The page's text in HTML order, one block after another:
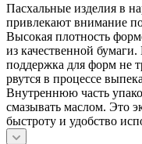
Пасхальные изделия в
привлекают внимание
Высокая плотность
из качественной
поддержка для форм не
рвутся в процессе
Внутреннюю часть
смазывать маслом. Это
быстроту и удобство